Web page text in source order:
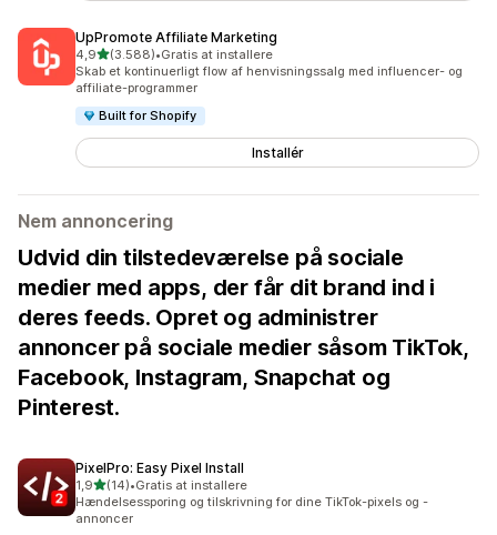
UpPromote Affiliate Marketing
4,9ud af 5 stjerner
(3.588)
3588 anmeldelser i alt
•Gratis at installere
Skab et kontinuerligt flow af henvisningssalg med influencer- og
affiliate-programmer
Built for Shopify
Installér
Nem annoncering
Udvid din tilstedeværelse på sociale
medier med apps, der får dit brand ind i
deres feeds. Opret og administrer
annoncer på sociale medier såsom TikTok,
Facebook, Instagram, Snapchat og
Pinterest.
PixelPro: Easy Pixel Install
1,9ud af 5 stjerner
(14)
14 anmeldelser i alt
•Gratis at installere
Hændelsessporing og tilskrivning for dine TikTok-pixels og -
annoncer